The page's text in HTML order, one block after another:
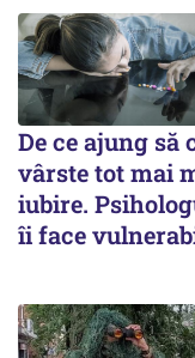
De ce ajung
vârste tot mai
iubire.
îi face